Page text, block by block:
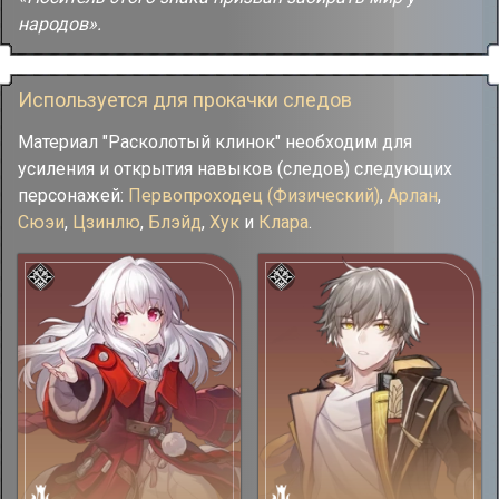
народов».
Используется для прокачки следов
Материал "Расколотый клинок" необходим для
усиления и открытия навыков (следов) следующих
персонажей: Первопроходец (Физический), Арлан,
Сюэи, Цзинлю, Блэйд, Хук и Клара